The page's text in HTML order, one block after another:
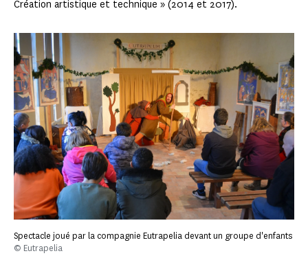
Création artistique et technique » (2014 et 2017).
Spectacle joué par la compagnie Eutrapelia devant un groupe d'enfants
© Eutrapelia